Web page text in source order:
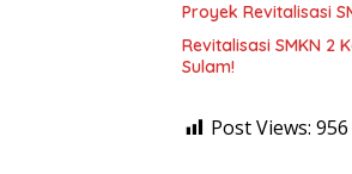
Proyek Revitalisasi
Revitalisasi SMKN 2
Sulam!
Post Views: 956